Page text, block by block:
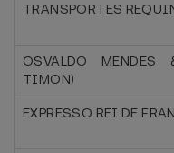
TRANSPORTES
OSVALDO
TIMON)
EXPRESSO REI DE